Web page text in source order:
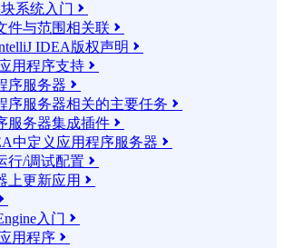
系统入门 
件与范围相关联 
IDEA版权声明 
用程序支持 
序服务器 
序服务器相关的主要任务 
服务器集成插件 
中定义应用程序服务器 
行/调试配置 
上更新应用 
入门 
用程序 